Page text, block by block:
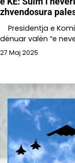
zhvendosura
Presidentja e
dënuar valën “e
27 Maj 2025